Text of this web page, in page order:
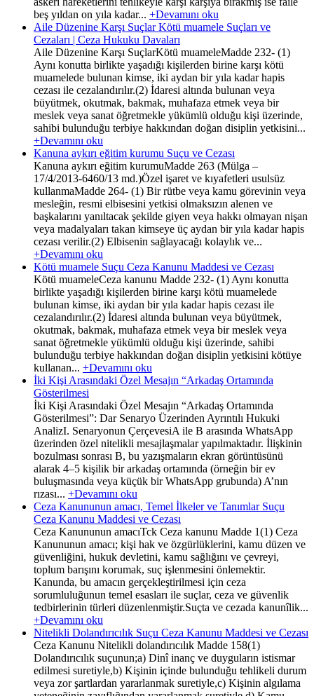
beş yıldan on yıla kadar... +Devamını oku
Aile Düzenine Karşı Suçlar Kötü muamele Suçları ve
Cezaları | Ceza Hukuku Davaları
Aile Düzenine Karşı SuçlarKötü muameleMadde 232- (1)
Aynı konutta birlikte yaşadığı kişilerden birine karşı kötü
muamelede bulunan kimse, iki aydan bir yıla kadar hapis
cezası ile cezalandırılır.(2) İdaresi altında bulunan veya
büyütmek, okutmak, bakmak, muhafaza etmek veya bir
meslek veya sanat öğretmekle yükümlü olduğu kişi üzerinde,
sahibi bulunduğu terbiye hakkından doğan disiplin yetkisini...
+Devamını oku
Kanuna aykırı eğitim kurumu Suçu ve Cezası
Kanuna aykırı eğitim kurumuMadde 263 (Mülga –
17/4/2013-6460/13 md.)Özel işaret ve kıyafetleri usulsüz
kullanmaMadde 264- (1) Bir rütbe veya kamu görevinin veya
mesleğin, resmi elbisesini yetkisi olmaksızın alenen ve
başkalarını yanıltacak şekilde giyen veya hakkı olmayan nişan
veya madalyaları takan kimseye üç aydan bir yıla kadar hapis
cezası verilir.(2) Elbisenin sağlayacağı kolaylık ve...
+Devamını oku
Kötü muamele Suçu Ceza Kanunu Maddesi ve Cezası
Kötü muameleCeza kanunu Madde 232- (1) Aynı konutta
birlikte yaşadığı kişilerden birine karşı kötü muamelede
bulunan kimse, iki aydan bir yıla kadar hapis cezası ile
cezalandırılır.(2) İdaresi altında bulunan veya büyütmek,
okutmak, bakmak, muhafaza etmek veya bir meslek veya
sanat öğretmekle yükümlü olduğu kişi üzerinde, sahibi
bulunduğu terbiye hakkından doğan disiplin yetkisini kötüye
kullanan... +Devamını oku
İki Kişi Arasındaki Özel Mesajın “Arkadaş Ortamında
Gösterilmesi
İki Kişi Arasındaki Özel Mesajın “Arkadaş Ortamında
Gösterilmesi”: Dar Senaryo Üzerinden Ayrıntılı Hukuki
AnalizI. Senaryonun ÇerçevesiA ile B arasında WhatsApp
üzerinden özel nitelikli mesajlaşmalar yapılmaktadır. İlişkinin
bozulması sonrası B, bu yazışmaların ekran görüntüsünü
alarak 4–5 kişilik bir arkadaş ortamında (örneğin bir ev
buluşmasında veya küçük bir WhatsApp grubunda) A’nın
rızası... +Devamını oku
Ceza Kanununun amacı, Temel İlkeler ve Tanımlar Suçu
Ceza Kanunu Maddesi ve Cezası
Ceza Kanununun amacıTck Ceza kanunu Madde 1(1) Ceza
Kanununun amacı; kişi hak ve özgürlüklerini, kamu düzen ve
güvenliğini, hukuk devletini, kamu sağlığını ve çevreyi,
toplum barışını korumak, suç işlenmesini önlemektir.
Kanunda, bu amacın gerçekleştirilmesi için ceza
sorumluluğunun temel esasları ile suçlar, ceza ve güvenlik
tedbirlerinin türleri düzenlenmiştir.Suçta ve cezada kanunîlik...
+Devamını oku
Nitelikli Dolandırıcılık Suçu Ceza Kanunu Maddesi ve Cezası
Ceza Kanunu Nitelikli dolandırıcılık Madde 158(1)
Dolandırıcılık suçunun;a) Dinî inanç ve duyguların istismar
edilmesi suretiyle,b) Kişinin içinde bulunduğu tehlikeli durum
veya zor şartlardan yararlanmak suretiyle,c) Kişinin algılama